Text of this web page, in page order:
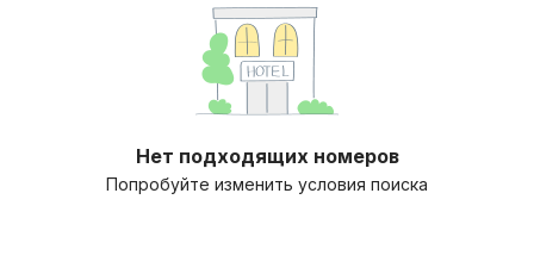
Нет подходящих номеров
Попробуйте изменить условия поиска